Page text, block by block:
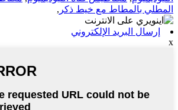
المطلي بالمطاط مع خيط ذكر ,
إرسال البريد الإلكتروني
x